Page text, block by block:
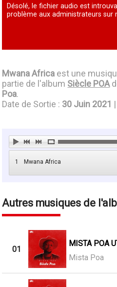
Désolé, le fichier audio est
problème aux administrateurs
Mwana Africa est une
partie de l'album Siècle POA
Poa.
Date de Sortie : 30 Juin 2021
1 Mwana Africa
Autres musiques de
01
MISTA POA
Mista Poa